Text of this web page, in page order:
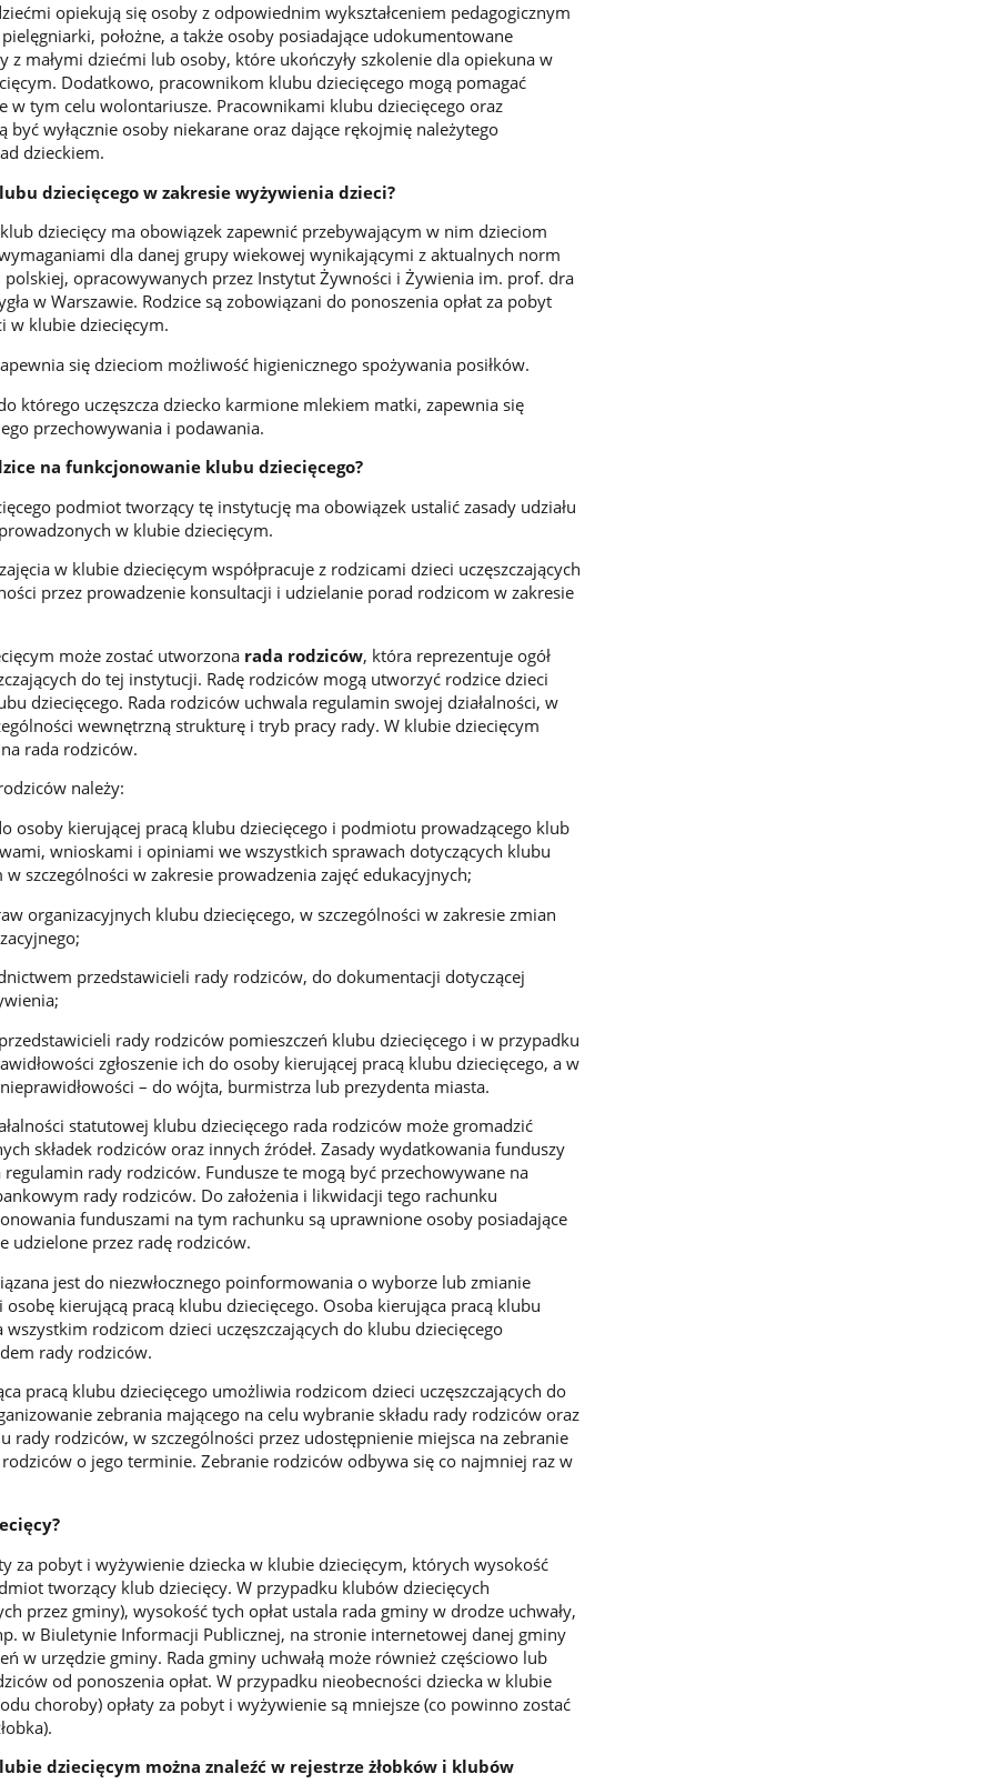
opiekują się osoby z odpowiednim wykształceniem pedagogicznym
położne, a także osoby posiadające udokumentowane
z małymi dziećmi lub osoby, które ukończyły szkolenie dla opiekuna w
Dodatkowo, pracownikom klubu dziecięcego mogą pomagać
w tym celu wolontariusze. Pracownikami klubu dziecięcego oraz
wyłącznie osoby niekarane oraz dające rękojmię należytego
dzieckiem.
dziecięcego w zakresie wyżywienia dzieci?
dziecięcy ma obowiązek zapewnić przebywającym w nim dzieciom
dla danej grupy wiekowej wynikającymi z aktualnych norm
opracowywanych przez Instytut Żywności i Żywienia im. prof. dra
w Warszawie. Rodzice są zobowiązani do ponoszenia opłat za pobyt
w klubie dziecięcym.
się dzieciom możliwość higienicznego spożywania posiłków.
którego uczęszcza dziecko karmione mlekiem matki, zapewnia się
przechowywania i podawania.
na funkcjonowanie klubu dziecięcego?
podmiot tworzący tę instytucję ma obowiązek ustalić zasady udziału
w klubie dziecięcym.
w klubie dziecięcym współpracuje z rodzicami dzieci uczęszczających
przez prowadzenie konsultacji i udzielanie porad rodzicom w zakresie
może zostać utworzona rada rodziców, która reprezentuje ogół
do tej instytucji. Radę rodziców mogą utworzyć rodzice dzieci
dziecięcego. Rada rodziców uchwala regulamin swojej działalności, w
wewnętrzną strukturę i tryb pracy rady. W klubie dziecięcym
rada rodziców.
należy:
osoby kierującej pracą klubu dziecięcego i podmiotu prowadzącego klub
wnioskami i opiniami we wszystkich sprawach dotyczących klubu
w szczególności w zakresie prowadzenia zajęć edukacyjnych;
organizacyjnych klubu dziecięcego, w szczególności w zakresie zmian
przedstawicieli rady rodziców, do dokumentacji dotyczącej
rady rodziców pomieszczeń klubu dziecięcego i w przypadku
zgłoszenie ich do osoby kierującej pracą klubu dziecięcego, a w
– do wójta, burmistrza lub prezydenta miasta.
statutowej klubu dziecięcego rada rodziców może gromadzić
składek rodziców oraz innych źródeł. Zasady wydatkowania funduszy
rady rodziców. Fundusze te mogą być przechowywane na
rady rodziców. Do założenia i likwidacji tego rachunku
funduszami na tym rachunku są uprawnione osoby posiadające
udzielone przez radę rodziców.
jest do niezwłocznego poinformowania o wyborze lub zmianie
kierującą pracą klubu dziecięcego. Osoba kierująca pracą klubu
rodzicom dzieci uczęszczających do klubu dziecięcego
rady rodziców.
pracą klubu dziecięcego umożliwia rodzicom dzieci uczęszczających do
zebrania mającego na celu wybranie składu rady rodziców oraz
rady rodziców, w szczególności przez udostępnienie miejsca na zebranie
o jego terminie. Zebranie rodziców odbywa się co najmniej raz w
za pobyt i wyżywienie dziecka w klubie dziecięcym, których wysokość
tworzący klub dziecięcy. W przypadku klubów dziecięcych
przez gminy), wysokość tych opłat ustala rada gminy w drodze uchwały,
w Biuletynie Informacji Publicznej, na stronie internetowej danej gminy
w urzędzie gminy. Rada gminy uchwałą może również częściowo lub
od ponoszenia opłat. W przypadku nieobecności dziecka w klubie
choroby) opłaty za pobyt i wyżywienie są mniejsze (co powinno zostać
dziecięcym można znaleźć w rejestrze żłobków i klubów